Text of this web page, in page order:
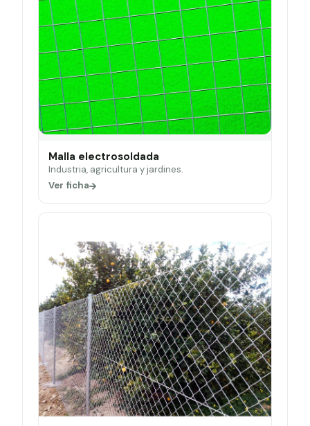
Malla electrosoldada
Industria, agricultura y jardines.
Ver ficha